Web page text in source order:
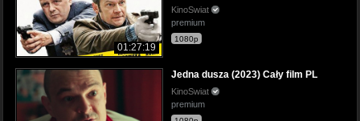
01:27:19
KinoSwiat
premium
1080p
Jedna dusza (2023) Cały film PL
KinoSwiat
premium